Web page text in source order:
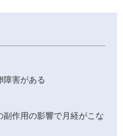
障害がある
作用の影響で月経がこな